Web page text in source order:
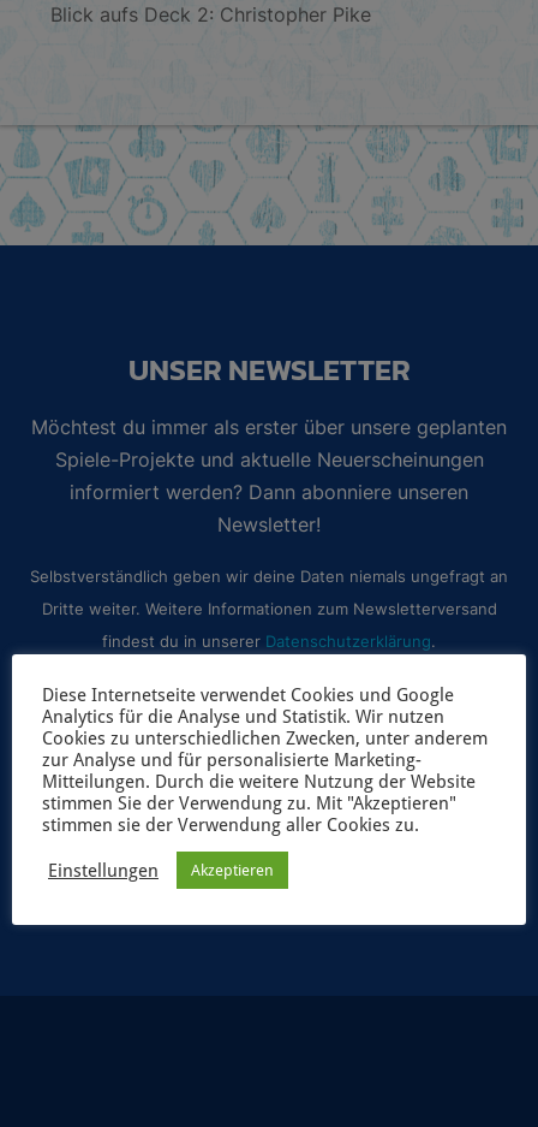
Blick aufs Deck 2: Christopher Pike
UNSER NEWSLETTER
Möchtest du immer als erster über unsere geplanten
Spiele-Projekte und aktuelle Neuerscheinungen
informiert werden? Dann abonniere unseren
Newsletter!
Selbstverständlich geben wir deine Daten niemals ungefragt an
Dritte weiter. Weitere Informationen zum Newsletterversand
findest du in unserer Datenschutzerklärung.
JETZT ANMELDEN
Diese Internetseite verwendet Cookies und Google
Analytics für die Analyse und Statistik. Wir nutzen
Cookies zu unterschiedlichen Zwecken, unter anderem
zur Analyse und für personalisierte Marketing-
Mitteilungen. Durch die weitere Nutzung der Website
stimmen Sie der Verwendung zu. Mit "Akzeptieren"
stimmen sie der Verwendung aller Cookies zu.
Einstellungen Akzeptieren